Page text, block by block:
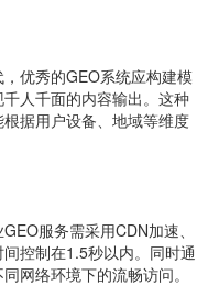
优秀的GEO系统应构建模
人千面的内容输出。这种
据用户设备、地域等维度
服务需采用CDN加速、
控制在1.5秒以内。同时通
网络环境下的流畅访问。